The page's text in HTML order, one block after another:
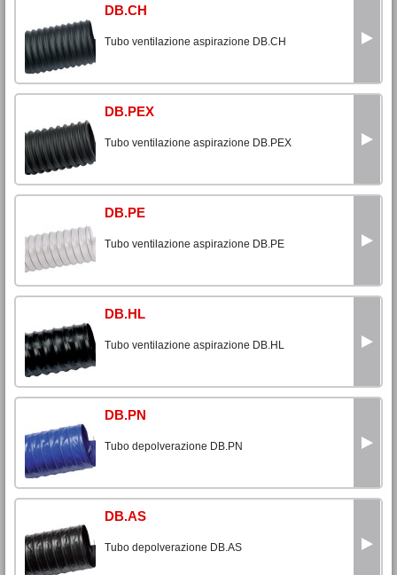
DB.CH
Tubo ventilazione aspirazione DB.CH
DB.PEX
Tubo ventilazione aspirazione DB.PEX
DB.PE
Tubo ventilazione aspirazione DB.PE
DB.HL
Tubo ventilazione aspirazione DB.HL
DB.PN
Tubo depolverazione DB.PN
DB.AS
Tubo depolverazione DB.AS